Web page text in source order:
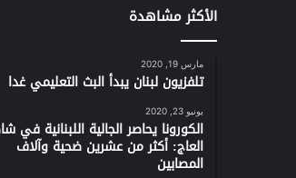
الأكثر مشاهدة
مارس 19, 2020
تلفزيون لبنان يبدأ البث التعليمي غدا
يونيو 23, 2020
الكورونا يحاصر الجالية اللبنانية في
العاج: أكثر من عشرين ضحية وآلاف
المصابين